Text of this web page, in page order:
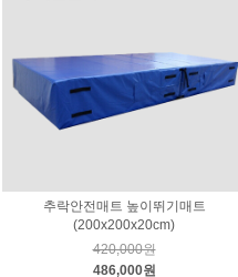
추락안전매트 높이뛰기매트
(200x200x20cm)
420,000원
486,000원